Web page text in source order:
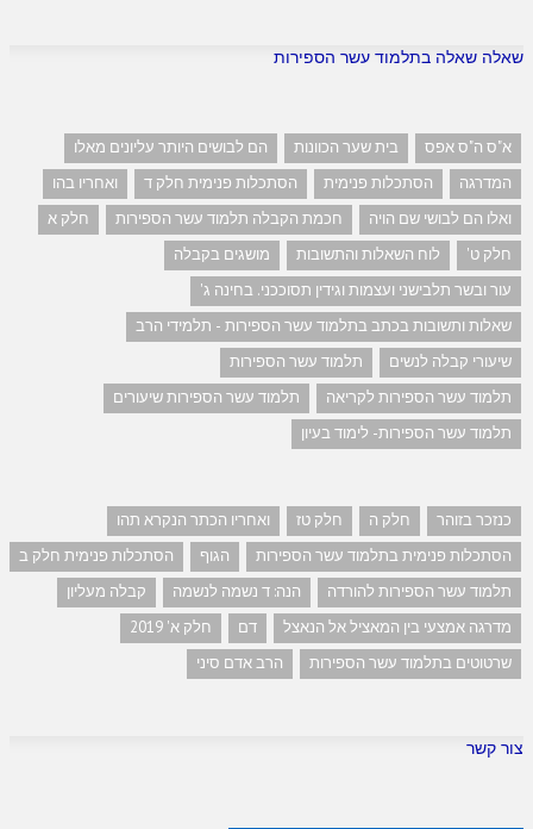
שאלה שאלה בתלמוד עשר הספירות
א"ס ה"ס אפס בית שער הכוונות
הם לבושים היותר עליונים מאלו
המדרגה
הסתכלות פנימית הסתכלות פנימית חלק ד
ואחריו בהו
ואלו הם לבושי שם הויה
חכמת הקבלה תלמוד עשר הספירות
חלק א
חלק ט'
לוח השאלות והתשובות
מושגים בקבלה
עור ובשר תלבישני ועצמות וגידין תסוככני. בחינה ג'
שאלות ותשובות בכתב בתלמוד עשר הספירות - תלמידי הרב
שיעורי קבלה לנשים
תלמוד עשר הספירות
תלמוד עשר הספירות לקריאה
תלמוד עשר הספירות שיעורים
תלמוד עשר הספירות- לימוד בעיון
כנזכר בזוהר חלק ה חלק טז
ואחריו הכתר הנקרא תהו
הסתכלות פנימית בתלמוד עשר הספירות
הגוף
הסתכלות פנימית חלק ב
תלמוד עשר הספירות להורדה
הנה: ד נשמה לנשמה
קבלה מעליון
מדרגה אמצעי בין המאציל אל הנאצל
דם
חלק א' 2019
שרטוטים בתלמוד עשר הספירות
הרב אדם סיני
צור קשר